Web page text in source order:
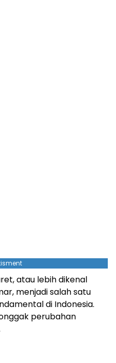
atau lebih dikenal
menjadi salah satu
di Indonesia.
perubahan